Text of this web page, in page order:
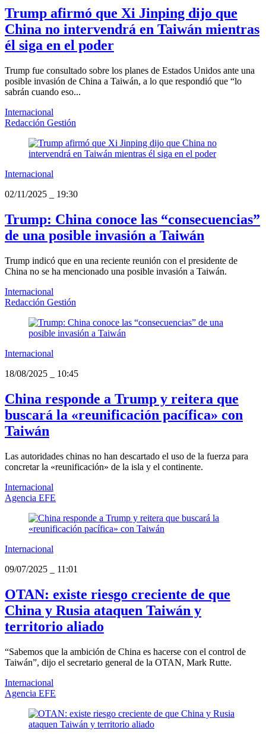
Trump afirmó que Xi Jinping dijo que
China no intervendrá en Taiwán mientras
él siga en el poder
Trump fue consultado sobre los planes de Estados Unidos ante una
posible invasión de China a Taiwán, a lo que respondió que “lo
sabrán cuando eso...
Internacional
Redacción Gestión
Internacional
02/11/2025
19:30
Trump: China conoce las “consecuencias”
de una posible invasión a Taiwán
Trump indicó que en una reciente reunión con el presidente de
China no se ha mencionado una posible invasión a Taiwán.
Internacional
Redacción Gestión
Internacional
18/08/2025
10:45
China responde a Trump y reitera que
buscará la «reunificación pacífica» con
Taiwán
Las autoridades chinas no han descartado el uso de la fuerza para
concretar la «reunificación» de la isla y el continente.
Internacional
Agencia EFE
Internacional
09/07/2025
11:01
OTAN: existe riesgo creciente de que
China y Rusia ataquen Taiwán y
territorio aliado
“Sabemos que la ambición de China es hacerse con el control de
Taiwán”, dijo el secretario general de la OTAN, Mark Rutte.
Internacional
Agencia EFE